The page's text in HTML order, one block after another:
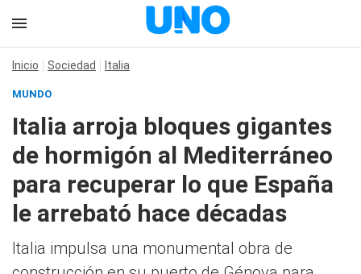
Inicio Sociedad Italia
MUNDO
Italia arroja bloques gigantes
de hormigón al Mediterráneo
para recuperar lo que España
le arrebató hace décadas
Italia impulsa una monumental obra de